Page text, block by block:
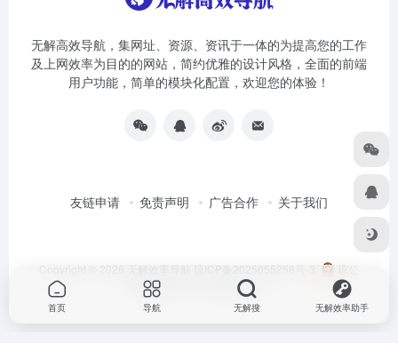
无解高效导航，集网址、资源、资讯于一体的为提高您的工作
及上网效率为目的的网站，简约优雅的设计风格，全面的前端
用户功能，简单的模块化配置，欢迎您的体验！
友链申请 免责声明 广告合作 关于我们
Copyright © 2026 无解效率导航 琼ICP备2025055258号-3
琼公
网安备46010002000981号
首页 导航 无解搜 无解效率助手